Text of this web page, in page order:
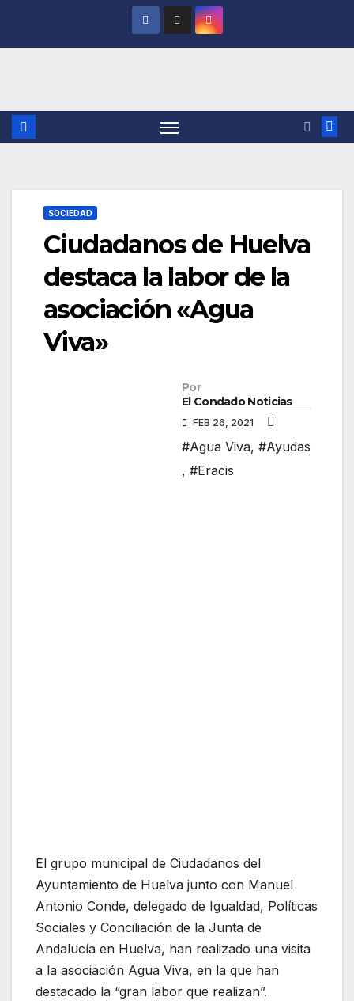
SOCIEDAD
Ciudadanos de Huelva
destaca la labor de la
asociación «Agua
Viva»
Por
El Condado Noticias
FEB 26, 2021
#Agua Viva, #Ayudas
, #Eracis
El grupo municipal de Ciudadanos del
Ayuntamiento de Huelva junto con Manuel
Antonio Conde, delegado de Igualdad, Políticas
Sociales y Conciliación de la Junta de
Andalucía en Huelva, han realizado una visita
a la asociación Agua Viva, en la que han
destacado la “gran labor que realizan”.